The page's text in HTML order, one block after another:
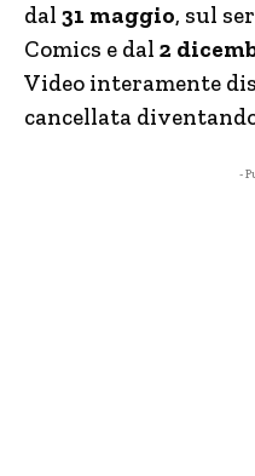
dal 31 maggio, sul
Comics e dal 2
Video interamente
cancellata
-